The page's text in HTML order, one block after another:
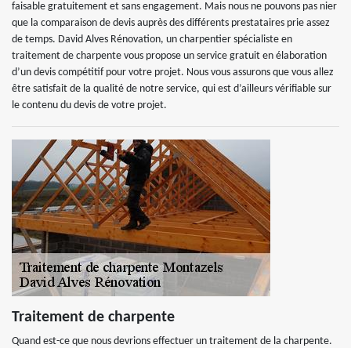
faisable gratuitement et sans engagement. Mais nous ne pouvons pas nier
que la comparaison de devis auprès des différents prestataires prie assez
de temps. David Alves Rénovation, un charpentier spécialiste en
traitement de charpente vous propose un service gratuit en élaboration
d’un devis compétitif pour votre projet. Nous vous assurons que vous allez
être satisfait de la qualité de notre service, qui est d’ailleurs vérifiable sur
le contenu du devis de votre projet.
Traitement de charpente
Quand est-ce que nous devrions effectuer un traitement de la charpente.